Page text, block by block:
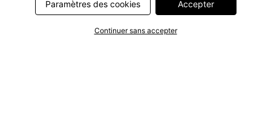
nécessitent un consentement. Les données de suivi seront alors
collectées ou vos données pseudonymisées seront alors
transmises seulement si vous avez cliqué préalablement sur le
Paramètres des cookies Accepter
Continuer sans accepter